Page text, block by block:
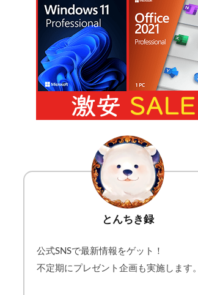
とんちき録
公式SNSで最新情報をゲット！
不定期にプレゼント企画も実施します。